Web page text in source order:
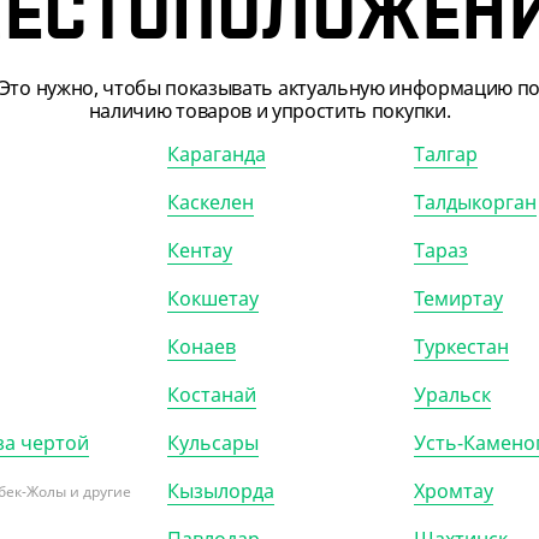
УП (100) КОР (2000)
Это нужно, чтобы показывать актуальную информацию по
наличию товаров и упростить покупки.
чертой
Жолы и другие
Караганда
Каскелен
Кентау
Кокшетау
Конаев
Костанай
Кульсары
Кызылорда
Талгар
Талдыкорган
Тараз
Темиртау
Туркестан
Уральск
Усть-
Хромтау